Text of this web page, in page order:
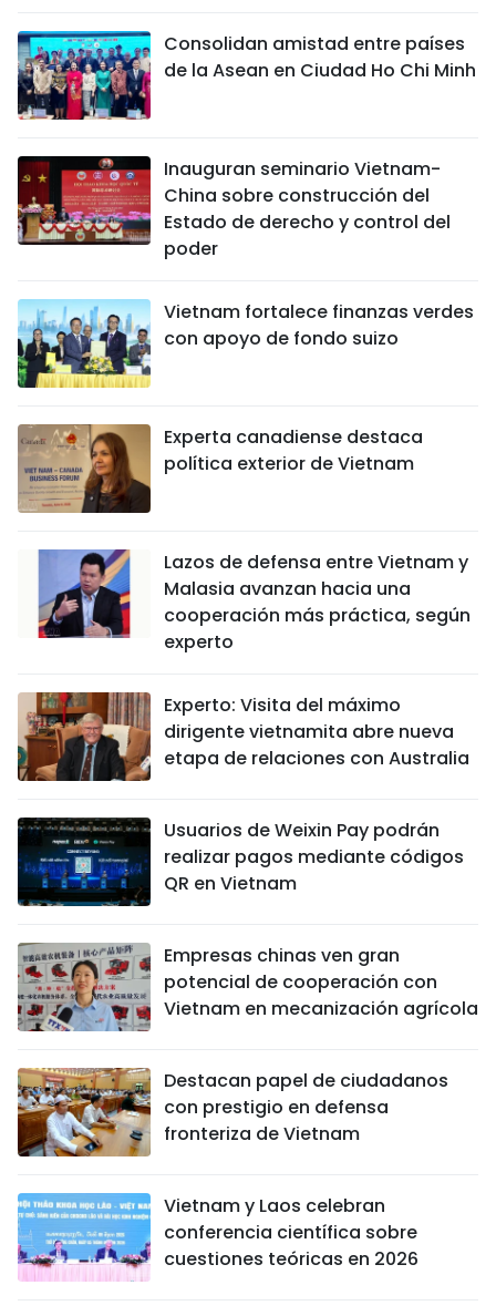
Consolidan amistad entre países
de la Asean en Ciudad Ho Chi Minh
Inauguran seminario Vietnam-
China sobre construcción del
Estado de derecho y control del
poder
Vietnam fortalece finanzas verdes
con apoyo de fondo suizo
Experta canadiense destaca
política exterior de Vietnam
Lazos de defensa entre Vietnam y
Malasia avanzan hacia una
cooperación más práctica, según
experto
Experto: Visita del máximo
dirigente vietnamita abre nueva
etapa de relaciones con Australia
Usuarios de Weixin Pay podrán
realizar pagos mediante códigos
QR en Vietnam
Empresas chinas ven gran
potencial de cooperación con
Vietnam en mecanización agrícola
Destacan papel de ciudadanos
con prestigio en defensa
fronteriza de Vietnam
Vietnam y Laos celebran
conferencia científica sobre
cuestiones teóricas en 2026